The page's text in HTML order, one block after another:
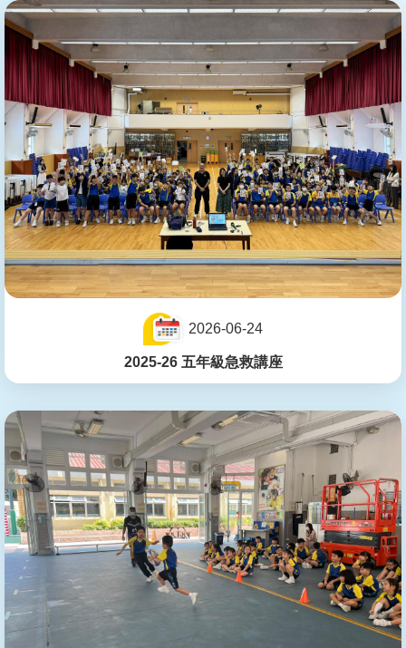
2026-06-24
2025-26 五年級急救講座